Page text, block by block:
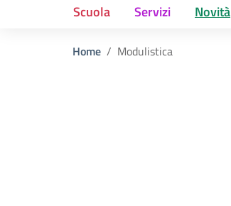
Scuola Servizi Novità
Home Modulistica